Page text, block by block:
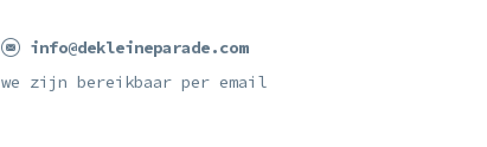
info@dekleineparade.com
we zijn bereikbaar per email